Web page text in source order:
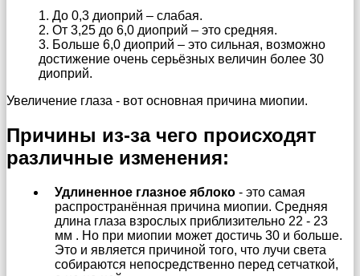
1. До 0,3 диоприй – слабая.
2. От 3,25 до 6,0 диоприй – это средняя.
3. Больше 6,0 диоприй – это сильная, возможно
достижение очень серьёзных величин более 30
диоприй.
Увеличение глаза - вот основная причина миопии.
Причины из-за чего происходят
различные изменения:
Удлиненное глазное яблоко - это самая
распространённая причина миопии. Средняя
длина глаза взрослых приблизительно 22 - 23
мм . Но при миопии может достичь 30 и больше.
Это и является причиной того, что лучи света
собираются непосредственно перед сетчаткой,